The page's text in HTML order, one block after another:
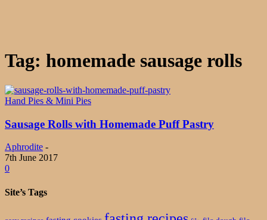
Tag: homemade sausage rolls
Hand Pies & Mini Pies
Sausage Rolls with Homemade Puff Pastry
Aphrodite -
7th June 2017
0
Site’s Tags